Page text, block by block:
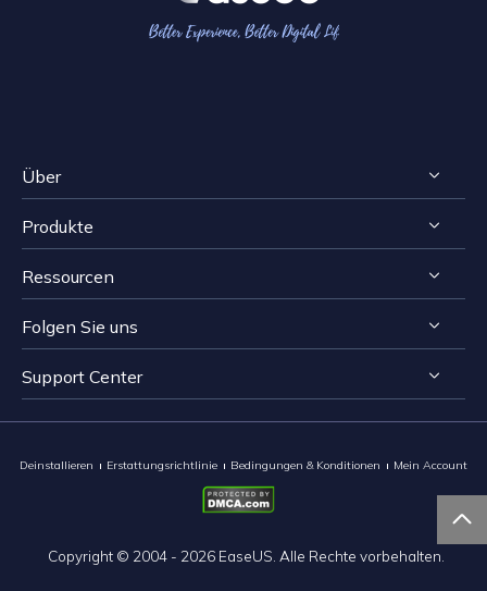
Über
Impressum
Reviews & Awards
Lizenzvereinbarung
Produkte
RecExperts für Windows
RecExperts für Mac
Online Screen Recorder
Ressourcen
Bildschirmaufnahme-Tipps
Mac App Store
Folgen Sie uns
  
Support Center
Deinstallieren Erstattungsrichtlinie Bedingungen & Konditionen Mein Account
Copyright © 2004 - 2026 EaseUS. Alle Rechte vorbehalten.
